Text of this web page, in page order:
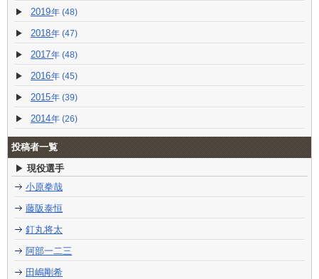
2019 (48)
2018 (47)
2017 (48)
2016 (45)
2015 (39)
2014 (26)
投稿者一覧
現役選手
小原拳哉
藤阪泰恒
釘丸将太
阿部一二三
田嶋剛希